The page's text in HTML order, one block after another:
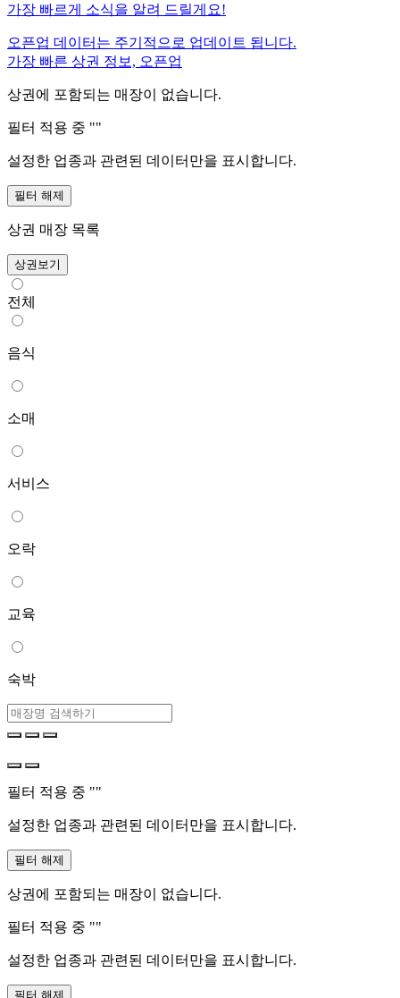
가장 빠르게 소식을 알려 드릴게요!
오픈업 데이터는 주기적으로 업데이트 됩니다.
가장 빠른 상권 정보, 오픈업
상권에 포함되는 매장이 없습니다.
필터 적용 중 ""
설정한 업종과 관련된 데이터만을 표시합니다.
필터 해제
상권 매장 목록
상권보기
전체
음식
소매
서비스
오락
교육
숙박
필터 적용 중 ""
설정한 업종과 관련된 데이터만을 표시합니다.
필터 해제
상권에 포함되는 매장이 없습니다.
필터 적용 중 ""
설정한 업종과 관련된 데이터만을 표시합니다.
필터 해제